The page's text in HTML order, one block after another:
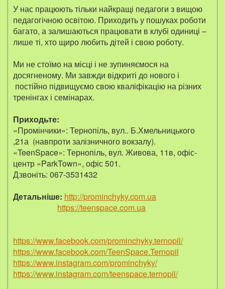
У нас працюють тільки найкращі педагоги з вищою
педагогічною освітою. Приходить у пошуках роботи
багато, а залишаються працювати в клубі одиниці –
лише ті, хто щиро любить дітей і свою роботу.
Ми не стоїмо на місці і не зупиняємося на
досягненому. Ми завжди відкриті до нового і
постійно підвищуємо свою кваліфікацію на різних
тренінгах і семінарах.
Приходьте:
«Промінчики»: Тернопіль, вул.. Б.Хмельницького
,21а (навпроти залізничного вокзалу).
«TeenSpace»: Тернопіль, вул. Живова, 11в, офіс-
центр «ParkTown», офіс 501.
Дзвоніть: 067-3531432
Детальніше: http://prominchyky.com.ua
https://teenspace.com.ua
https://www.facebook.com/prominchyky.ternopil/
https://www.facebook.com/TeenSpace.Ternopil
https://www.instagram.com/prominchyky/
https://www.instagram.com/teenspace.ternopil/